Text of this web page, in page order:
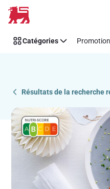
Passer
Recipe
Details
Catégories
Résultats de la recherche